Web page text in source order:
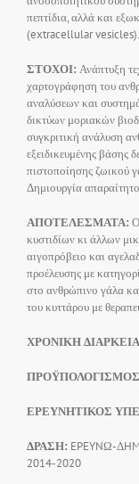
πεπτίδια, αλλά και
(extracellular vesicles).
ΣΤΟΧΟΙ: Ανάπτυξη
χαρτογράφηση του
αναλύσεων και
δικτύων μοριακών
συγκριτική ανάλυση
εξειδικευμένης βάσης
πιστοποίησης ζωικού
Δημιουργία
ΑΠΟΤΕΛΕΣΜΑΤΑ:
κυστιδίων κι άλλων
αιγοπρόβειο και
προέλευσης με
στο ανθρώπινο γάλα
του κυττάρου με
ΧΡΟΝΙΚΗ
ΕΡΕΥΝΗΤΙΚΟΣ
ΔΡΑΣΗ: EPEYNΩ-
2014-2020